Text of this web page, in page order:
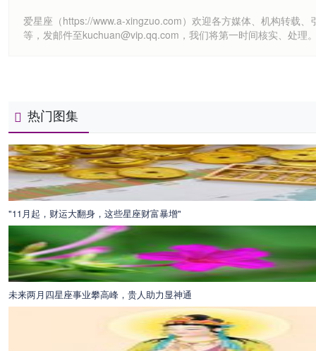
爱星座（https://www.a-xingzuo.com）欢迎各方媒体、机构转载
等，发邮件至kuchuan@vip.qq.com，我们将第一时间核实、处理
热门图集
"11月起，财运大翻身，这些星座财富暴增"
未来两月四星座事业攀高峰，贵人助力显神通